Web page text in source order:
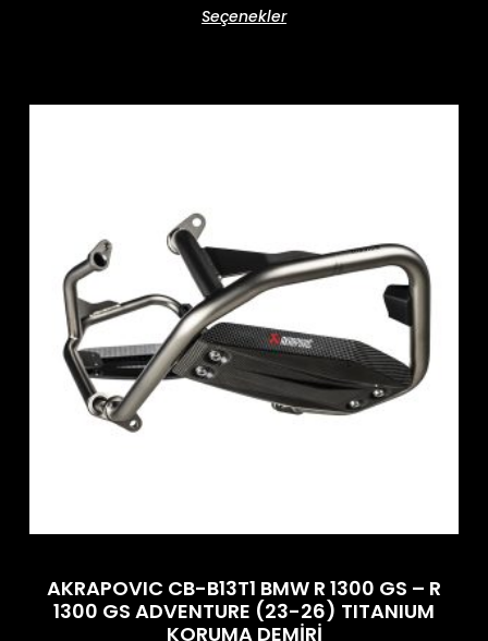
Seçenekler
AKRAPOVIC CB-B13T1 BMW R 1300 GS – R
1300 GS ADVENTURE (23-26) TITANIUM
KORUMA DEMİRİ